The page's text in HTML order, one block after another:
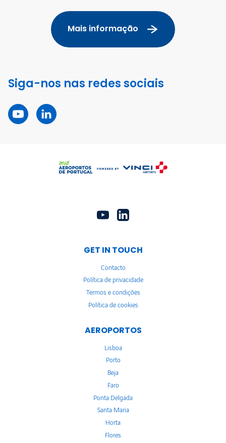
Mais informação
Siga-nos nas redes sociais
GET IN TOUCH
Contacto
Política de privacidade
Termos e condições
Política de cookies
AEROPORTOS
Lisboa
Porto
Beja
Faro
Ponta Delgada
Santa Maria
Horta
Flores